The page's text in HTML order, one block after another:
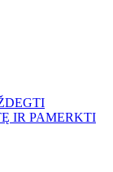
IR PAMERKTI